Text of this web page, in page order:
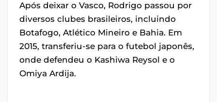
Após deixar o Vasco, Rodrigo passou por
diversos clubes brasileiros, incluindo
Botafogo, Atlético Mineiro e Bahia. Em
2015, transferiu-se para o futebol japonês,
onde defendeu o Kashiwa Reysol e o
Omiya Ardija.